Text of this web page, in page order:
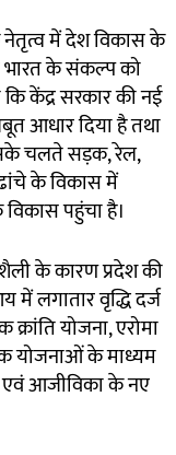
के नेतृत्व में देश विकास के
भारत के संकल्प को
केंद्र सरकार की नई
आधार दिया है तथा
चलते सड़क, रेल,
के विकास में
पहुंचा है।
के कारण प्रदेश की
में लगातार वृद्धि दर्ज
योजना, एरोमा
योजनाओं के माध्यम
आजीविका के नए